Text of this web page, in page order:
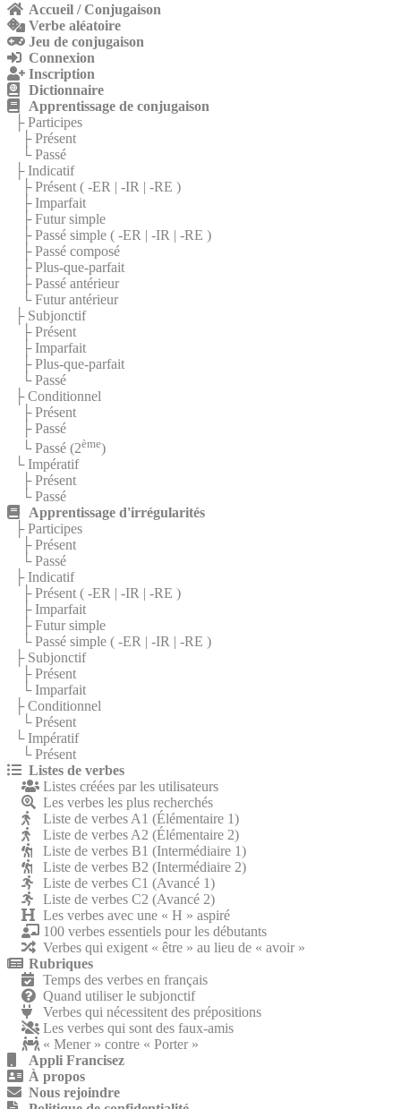
Accueil / Conjugaison
Verbe aléatoire
Jeu de conjugaison
Connexion
Inscription
Dictionnaire
Apprentissage de conjugaison
├ Participes
├ Présent
└ Passé
├ Indicatif
├ Présent ( -ER | -IR | -RE )
├ Imparfait
├ Futur simple
├ Passé simple ( -ER | -IR | -RE )
├ Passé composé
├ Plus-que-parfait
├ Passé antérieur
└ Futur antérieur
├ Subjonctif
├ Présent
├ Imparfait
├ Plus-que-parfait
└ Passé
├ Conditionnel
├ Présent
├ Passé
└ Passé (2ème)
└ Impératif
├ Présent
└ Passé
Apprentissage d'irrégularités
├ Participes
├ Présent
└ Passé
├ Indicatif
├ Présent ( -ER | -IR | -RE )
├ Imparfait
├ Futur simple
└ Passé simple ( -ER | -IR | -RE )
├ Subjonctif
├ Présent
└ Imparfait
├ Conditionnel
└ Présent
└ Impératif
└ Présent
Listes de verbes
Listes créées par les utilisateurs
Les verbes les plus recherchés
Liste de verbes A1 (Élémentaire 1)
Liste de verbes A2 (Élémentaire 2)
Liste de verbes B1 (Intermédiaire 1)
Liste de verbes B2 (Intermédiaire 2)
Liste de verbes C1 (Avancé 1)
Liste de verbes C2 (Avancé 2)
Les verbes avec une « H » aspiré
100 verbes essentiels pour les débutants
Verbes qui exigent « être » au lieu de « avoir »
Rubriques
Temps des verbes en français
Quand utiliser le subjonctif
Verbes qui nécessitent des prépositions
Les verbes qui sont des faux-amis
« Mener » contre « Porter »
Appli Francisez
À propos
Nous rejoindre